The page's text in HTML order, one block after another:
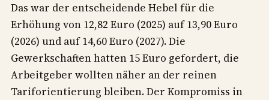
Das war der entscheidende Hebel für die
Erhöhung von 12,82 Euro (2025) auf 13,90 Euro
(2026) und auf 14,60 Euro (2027). Die
Gewerkschaften hatten 15 Euro gefordert, die
Arbeitgeber wollten näher an der reinen
Tariforientierung bleiben. Der Kompromiss in